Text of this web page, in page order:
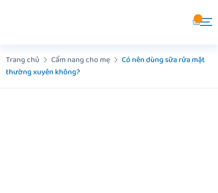
Trang chủ
Cẩm nang cho mẹ
Có nên dùng sữa rửa mặt
thường xuyên không?